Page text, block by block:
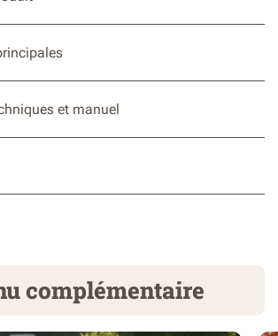
et manuel
complémentaire